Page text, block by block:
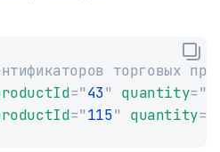
торговых
=" 43" quantity="
=" 115" quantity=